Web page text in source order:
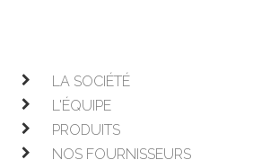
LA SOCIÉTÉ
L'ÉQUIPE
PRODUITS
NOS FOURNISSEURS